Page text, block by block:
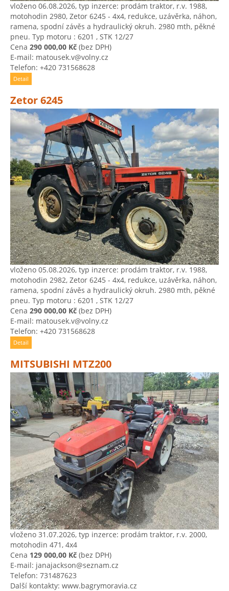
vloženo 06.08.2026, typ inzerce: prodám traktor, r.v. 1988,
motohodin 2980, Zetor 6245 - 4x4, redukce, uzávěrka, náhon,
ramena, spodní závěs a hydraulický okruh. 2980 mth, pěkné
pneu. Typ motoru : 6201 , STK 12/27
Cena 290 000,00 Kč (bez DPH)
E-mail: matousek.v@volny.cz
Telefon: +420 731568628
Detail
Zetor 6245
vloženo 05.08.2026, typ inzerce: prodám traktor, r.v. 1988,
motohodin 2982, Zetor 6245 - 4x4, redukce, uzávěrka, náhon,
ramena, spodní závěs a hydraulický okruh. 2980 mth, pěkné
pneu. Typ motoru : 6201 , STK 12/27
Cena 290 000,00 Kč (bez DPH)
E-mail: matousek.v@volny.cz
Telefon: +420 731568628
Detail
MITSUBISHI MTZ200
vloženo 31.07.2026, typ inzerce: prodám traktor, r.v. 2000,
motohodin 471, 4x4
Cena 129 000,00 Kč (bez DPH)
E-mail: janajackson@seznam.cz
Telefon: 731487623
Další kontakty: www.bagrymoravia.cz